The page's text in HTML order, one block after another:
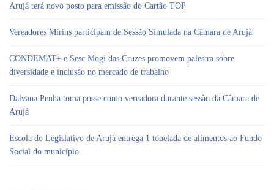
Arujá terá novo posto para emissão do Cartão TOP
Vereadores Mirins participam de Sessão Simulada na Câmara de Arujá
CONDEMAT+ e Sesc Mogi das Cruzes promovem palestra sobre
diversidade e inclusão no mercado de trabalho
Dalvana Penha toma posse como vereadora durante sessão da Câmara de
Arujá
Escola do Legislativo de Arujá entrega 1 tonelada de alimentos ao Fundo
Social do município